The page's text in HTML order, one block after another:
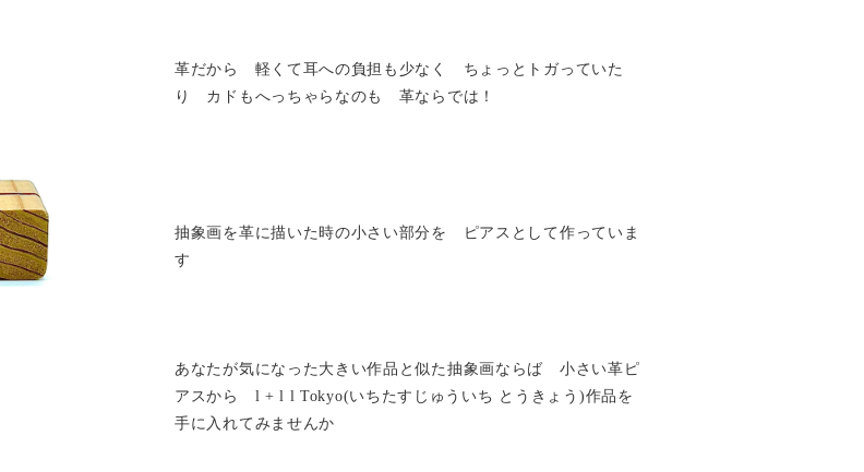
革だから 軽くて耳への負担も少なく ちょっとトガっていた
り カドもへっちゃらなのも 革ならでは！
抽象画を革に描いた時の小さい部分を ピアスとして作っていま
す
あなたが気になった大きい作品と似た抽象画ならば 小さい革ピ
アスから l + l l Tokyo(いちたすじゅういち とうきょう)作品を
手に入れてみませんか